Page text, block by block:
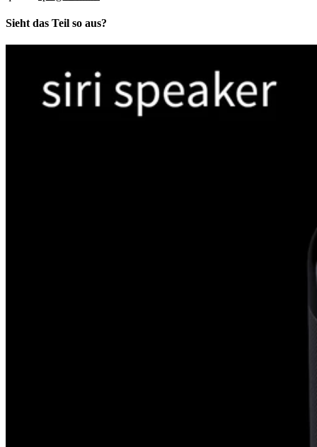
Sieht das Teil so aus?